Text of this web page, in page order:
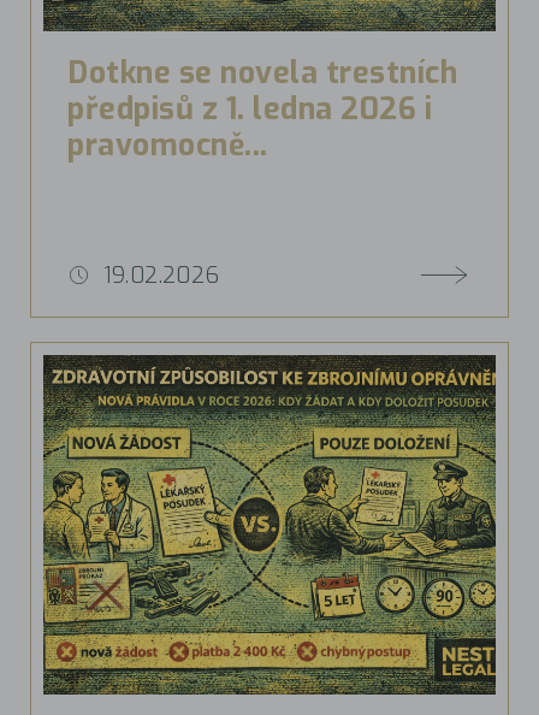
Dotkne se novela trestních
předpisů z 1. ledna 2026 i
pravomocně...
19.02.2026